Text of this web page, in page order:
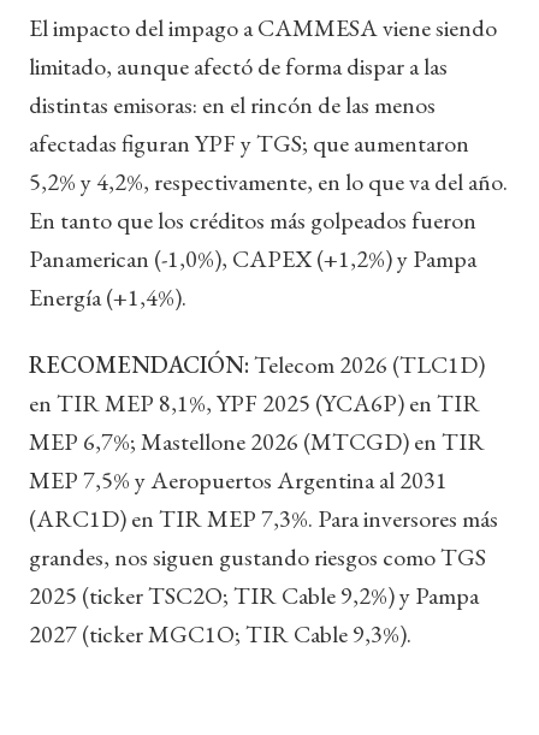
El impacto del impago a CAMMESA viene siendo
limitado, aunque afectó de forma dispar a las
distintas emisoras: en el rincón de las menos
afectadas figuran YPF y TGS; que aumentaron
5,2% y 4,2%, respectivamente, en lo que va del año.
En tanto que los créditos más golpeados fueron
Panamerican (-1,0%), CAPEX (+1,2%) y Pampa
Energía (+1,4%).
RECOMENDACIÓN:Telecom 2026 (TLC1D)
en TIR MEP 8,1%, YPF 2025 (YCA6P) en TIR
MEP 6,7%; Mastellone 2026 (MTCGD) en TIR
MEP 7,5% y Aeropuertos Argentina al 2031
(ARC1D) en TIR MEP 7,3%. Para inversores más
grandes, nos siguen gustando riesgos como TGS
2025 (ticker TSC2O; TIR Cable 9,2%) y Pampa
2027 (ticker MGC1O; TIR Cable 9,3%).